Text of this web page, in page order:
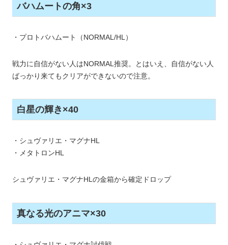
バハムートの角×3
・プロトバハムート（NORMAL/HL）
戦力に自信がない人はNORMAL推奨。とはいえ、自信がない人
ばっかり来てもクリアができないので注意。
白星の輝き×40
・シュヴァリエ・マグナHL
・メタトロンHL
シュヴァリエ・マグナHLの金箱から確定ドロップ
真なる光のアニマ×30